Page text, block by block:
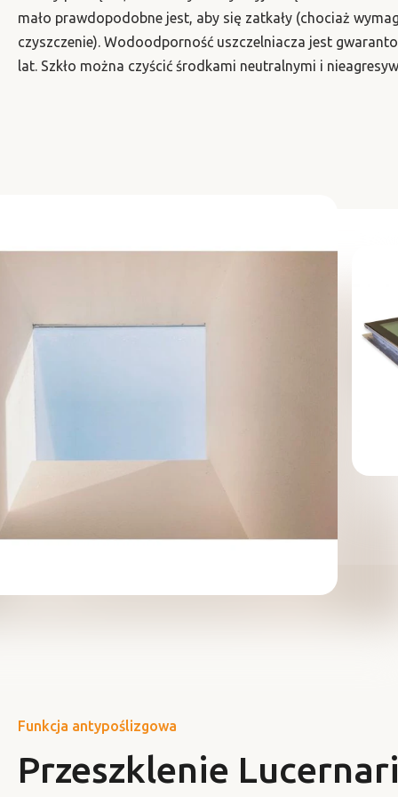
mało prawdopodobne jest, aby się zatkały (chociaż
czyszczenie). Wodoodporność uszczelniacza jest
lat. Szkło można czyścić środkami neutralnymi i
Funkcja antypoślizgowa
Przeszklenie